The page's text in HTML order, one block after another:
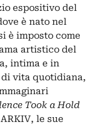
espositivo del
è nato nel
è imposto come
artistico del
intima e in
di vita quotidiana,
Took a Hold
le sue